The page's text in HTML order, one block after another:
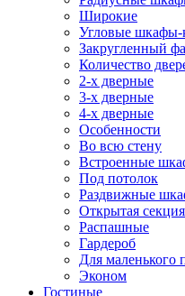
Широкие
Угловые шкафы-
Закругленный
Количество
2-х дверные
3-х дверные
4-х дверные
Особенности
Во всю стену
Встроенные
Под потолок
Раздвижные
Открытая
Распашные
Гардероб
Для маленького
Эконом
Гостиные